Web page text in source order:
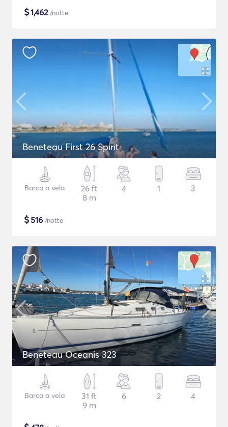
$1,462/notte
Beneteau First 26 Spirit
Barca a vela
26 ft
8 m
4 1 3
$516 /notte
Beneteau Oceanis 323
Barca a vela
31 ft
9 m
6 2 4